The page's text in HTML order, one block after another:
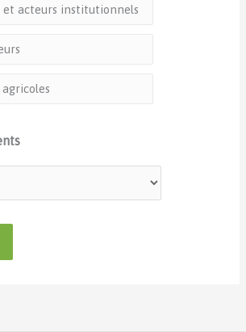
et acteurs institutionnels